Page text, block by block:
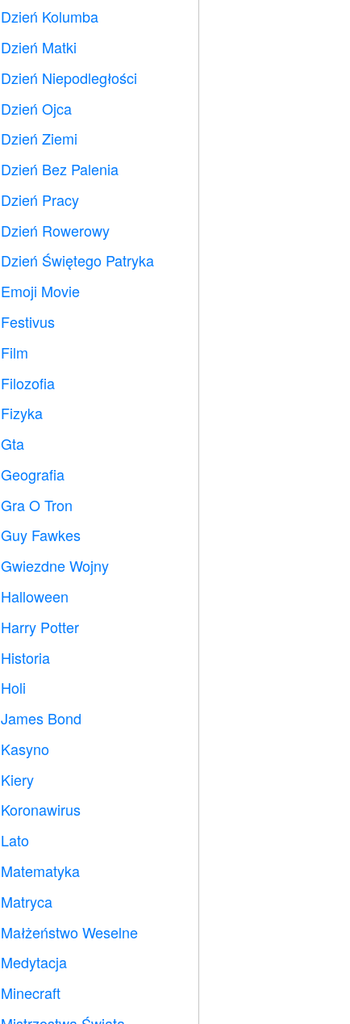
Dzień Kolumba
Dzień Matki
Dzień Niepodległości
Dzień Ojca
Dzień Ziemi
Dzień Bez Palenia
Dzień Pracy
Dzień Rowerowy
Dzień Świętego Patryka
Emoji Movie
Festivus
Film
Filozofia
Fizyka
Gta
Geografia
Gra O Tron
Guy Fawkes
Gwiezdne Wojny
Halloween
Harry Potter
Historia
Holi
James Bond
Kasyno
Kiery
Koronawirus
Lato
Matematyka
Matryca
Małżeństwo Weselne
Medytacja
Minecraft